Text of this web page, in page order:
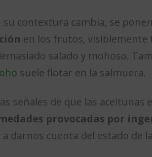
su contextura cambia, se
en los frutos, visiblemente
salado y mohoso.
suele flotar en la salmuera.
señales de que las
provocadas por
darnos cuenta del estado de